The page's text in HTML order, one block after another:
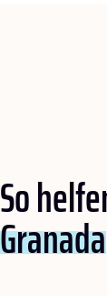
So
Granada